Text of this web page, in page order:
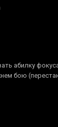
абилку
бою